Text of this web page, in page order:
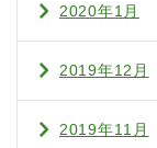
2020年1月
2019年12月
2019年11月